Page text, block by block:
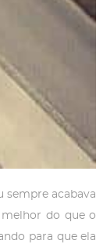
sempre acabava
do que o
para que ela